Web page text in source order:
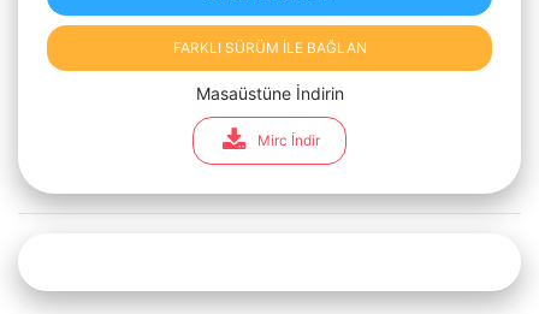
FARKLI SÜRÜM İLE BAĞLAN
Masaüstüne İndirin
Mirc İndir